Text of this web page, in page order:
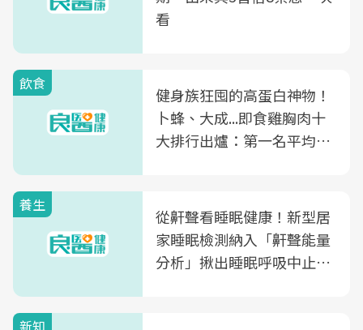
看
飲食
健身族狂囤的高蛋白神物！
卜蜂、大成...即食雞胸肉十
大排行出爐：第一名平均一
養生
從鼾聲看睡眠健康！新型居
家睡眠檢測納入「鼾聲能量
分析」揪出睡眠呼吸中止症
新知